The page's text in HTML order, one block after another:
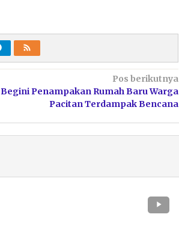
Pos berikutnya
Begini Penampakan Rumah Baru Warga
Pacitan Terdampak Bencana